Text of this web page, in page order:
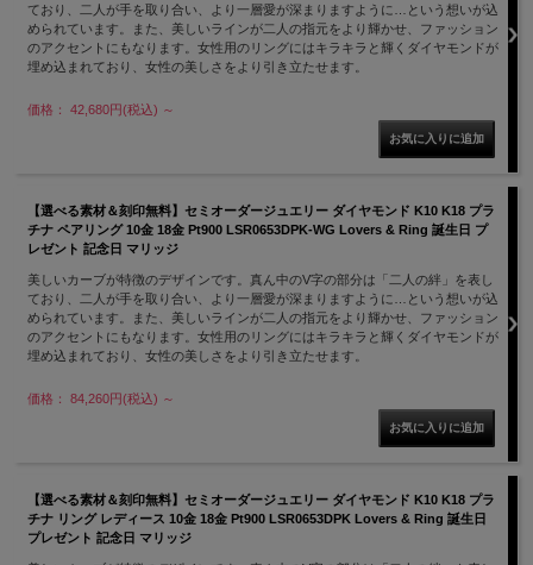
ており、二人が手を取り合い、より一層愛が深まりますように…という想いが込
められています。また、美しいラインが二人の指元をより輝かせ、ファッション
のアクセントにもなります。女性用のリングにはキラキラと輝くダイヤモンドが
埋め込まれており、女性の美しさをより引き立たせます。
価格： 42,680円(税込) ～
【選べる素材＆刻印無料】セミオーダージュエリー ダイヤモンド K10 K18 プラ
チナ ペアリング 10金 18金 Pt900 LSR0653DPK-WG Lovers & Ring 誕生日 プ
レゼント 記念日 マリッジ
美しいカーブが特徴のデザインです。真ん中のV字の部分は「二人の絆」を表し
ており、二人が手を取り合い、より一層愛が深まりますように…という想いが込
められています。また、美しいラインが二人の指元をより輝かせ、ファッション
のアクセントにもなります。女性用のリングにはキラキラと輝くダイヤモンドが
埋め込まれており、女性の美しさをより引き立たせます。
価格： 84,260円(税込) ～
【選べる素材＆刻印無料】セミオーダージュエリー ダイヤモンド K10 K18 プラ
チナ リング レディース 10金 18金 Pt900 LSR0653DPK Lovers & Ring 誕生日
プレゼント 記念日 マリッジ